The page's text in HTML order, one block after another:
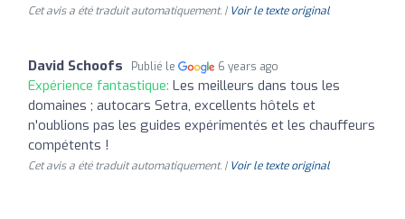
Cet avis a été traduit automatiquement. | Voir le texte original
David Schoofs Publié le 6 years ago
Expérience fantastique: Les meilleurs dans tous les
domaines ; autocars Setra, excellents hôtels et
n'oublions pas les guides expérimentés et les chauffeurs
compétents !
Cet avis a été traduit automatiquement. | Voir le texte original